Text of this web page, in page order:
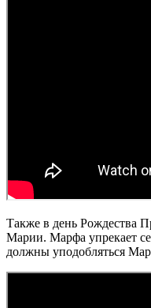
Также в день Рождества
Марии. Марфа упрекает
должны уподобляться